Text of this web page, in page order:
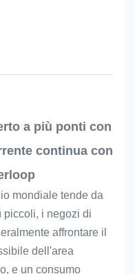
a più ponti con
continua con
mondiale tende da
piccoli, i negozi di
affrontare il
dell'area
e un consumo